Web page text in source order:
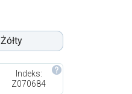
Żółty
Indeks:
Z070684